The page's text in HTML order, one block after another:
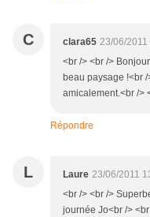
C clara65 23/06/2011
<br /> <br />
beau paysage !<br
amicalement.<br />
Répondre
L Laure 23/06/2011
<br /> <br />
journée Jo<br />